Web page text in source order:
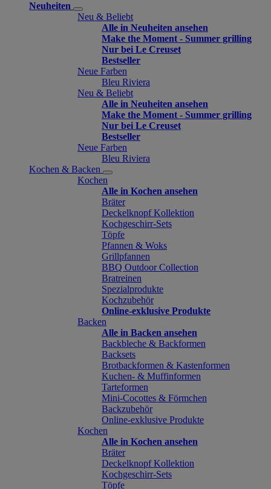
Neuheiten
Neu & Beliebt
Alle in Neuheiten ansehen
Make the Moment - Summer grilling
Nur bei Le Creuset
Bestseller
Neue Farben
Bleu Riviera
Neu & Beliebt
Alle in Neuheiten ansehen
Make the Moment - Summer grilling
Nur bei Le Creuset
Bestseller
Neue Farben
Bleu Riviera
Kochen & Backen
Kochen
Alle in Kochen ansehen
Bräter
Deckelknopf Kollektion
Kochgeschirr-Sets
Töpfe
Pfannen & Woks
Grillpfannen
BBQ Outdoor Collection
Bratreinen
Spezialprodukte
Kochzubehör
Online-exklusive Produkte
Backen
Alle in Backen ansehen
Backbleche & Backformen
Backsets
Brotbackformen & Kastenformen
Kuchen- & Muffinformen
Tarteformen
Mini-Cocottes & Förmchen
Backzubehör
Online-exklusive Produkte
Kochen
Alle in Kochen ansehen
Bräter
Deckelknopf Kollektion
Kochgeschirr-Sets
Töpfe